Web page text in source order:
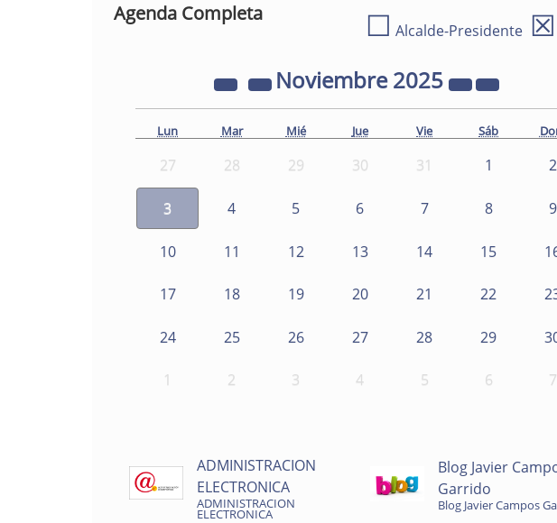
Agenda Completa ☐ Alcalde-Presidente ☒
Noviembre2025
Lun Mar Mié Jue Vie Sáb
27 28 29 30 31 1 2
3 4 5 6 7 8 9
10 11 12 13 14 15
17 18 19 20 21 22
24 25 26 27 28 29
1 2 3 4 5 6 7
ADMINISTRACION
ELECTRONICA
ADMINISTRACION
ELECTRONICA
Blog Javier
Garrido
Blog Javier Campos